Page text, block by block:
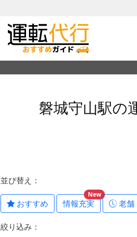
磐城守山駅の
並び替え：
おすすめ 情報充実
New
老舗
絞り込み：